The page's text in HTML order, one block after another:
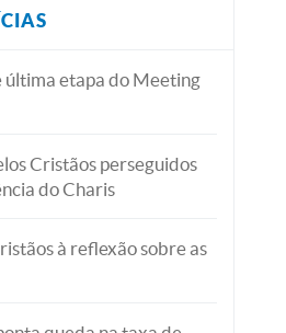
última etapa do Meeting
Cristãos perseguidos
do Charis
à reflexão sobre as